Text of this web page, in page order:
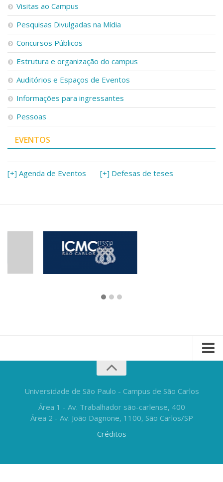
Visitas ao Campus
Pesquisas Divulgadas na Mídia
Concursos Públicos
Estrutura e organização do campus
Auditórios e Espaços de Eventos
Informações para ingressantes
Pessoas
EVENTOS
[+] Agenda de Eventos [+] Defesas de teses
Universidade de São Paulo - Campus de São Carlos
Área 1 - Av. Trabalhador são-carlense, 400
Área 2 - Av. João Dagnone, 1100, São Carlos/SP
Créditos